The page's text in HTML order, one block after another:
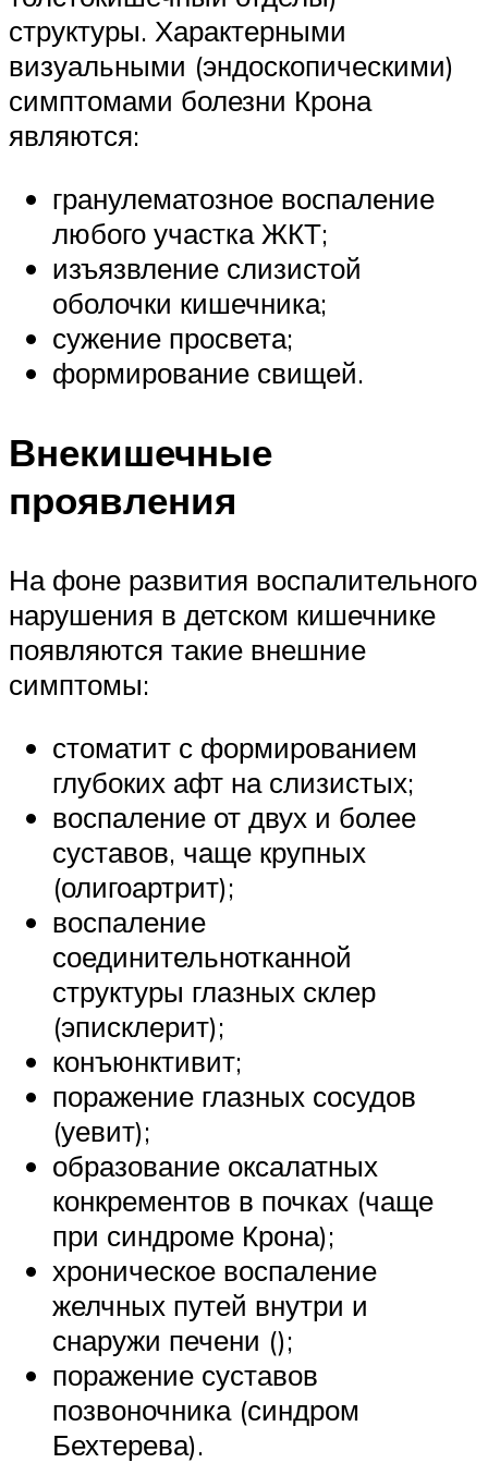
структуры. Характерными
визуальными (эндоскопическими)
симптомами болезни Крона
являются:
гранулематозное воспаление
любого участка ЖКТ;
изъязвление слизистой
оболочки кишечника;
сужение просвета;
формирование свищей.
Внекишечные
проявления
На фоне развития воспалительного
нарушения в детском кишечнике
появляются такие внешние
симптомы:
стоматит с формированием
глубоких афт на слизистых;
воспаление от двух и более
суставов, чаще крупных
(олигоартрит);
воспаление
соединительнотканной
структуры глазных склер
(эписклерит);
конъюнктивит;
поражение глазных сосудов
(уевит);
образование оксалатных
конкрементов в почках (чаще
при синдроме Крона);
хроническое воспаление
желчных путей внутри и
снаружи печени ();
поражение суставов
позвоночника (синдром
Бехтерева).